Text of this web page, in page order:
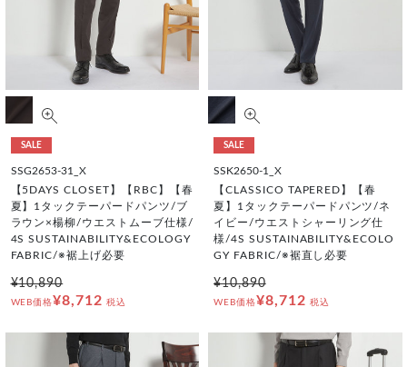
SALE
SSG2653-31_X
【5DAYS CLOSET】【RBC】【春
夏】1タックテーパードパンツ/ブ
ラウン×楊柳/ウエストムーブ仕様/
4S SUSTAINABILITY&ECOLOGY
FABRIC/※裾上げ必要
¥10,890
WEB価格¥8,712 税込
SALE
SSK2650-1_X
【CLASSICO TAPERED】【春
夏】1タックテーパードパンツ/ネ
イビー/ウエストシャーリング仕
様/4S SUSTAINABILITY&ECOLO
GY FABRIC/※裾直し必要
¥10,890
WEB価格¥8,712 税込